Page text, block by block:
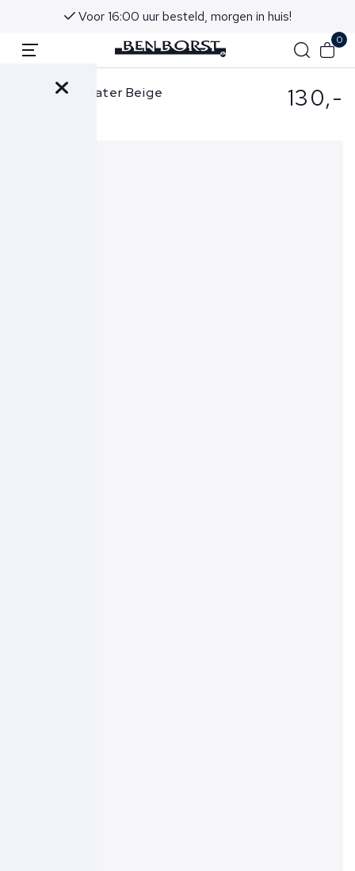
Voor 16:00 uur besteld, morgen in huis!
0
Woolrich Sweater Beige 130,-